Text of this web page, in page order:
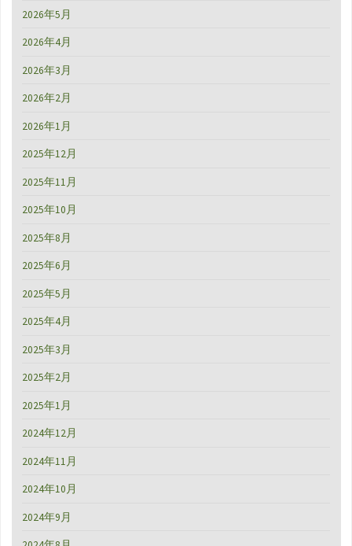
2026年5月
2026年4月
2026年3月
2026年2月
2026年1月
2025年12月
2025年11月
2025年10月
2025年8月
2025年6月
2025年5月
2025年4月
2025年3月
2025年2月
2025年1月
2024年12月
2024年11月
2024年10月
2024年9月